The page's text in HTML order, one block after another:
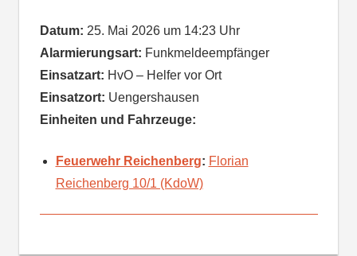
Datum: 25. Mai 2026 um 14:23 Uhr
Alarmierungsart: Funkmeldeempfänger
Einsatzart: HvO – Helfer vor Ort
Einsatzort: Uengershausen
Einheiten und Fahrzeuge:
Feuerwehr Reichenberg: Florian
Reichenberg 10/1 (KdoW)